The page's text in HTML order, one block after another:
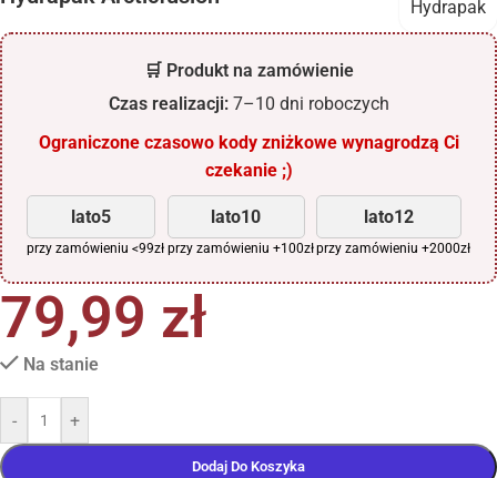
Hydrapak
🛒 Produkt na zamówienie
Czas realizacji:7–10 dni roboczych
Ograniczone czasowo kody zniżkowe wynagrodzą Ci
czekanie ;)
lato5
przy zamówieniu <99zł
lato10
przy zamówieniu +100zł
lato12
przy zamówieniu +2000zł
79,99 zł
Na stanie
- +
Dodaj Do Koszyka